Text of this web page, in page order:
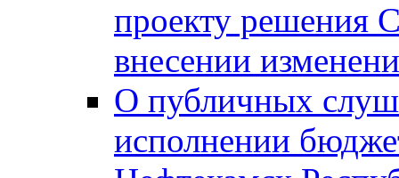
проекту решения
внесении
О публичных
исполнении